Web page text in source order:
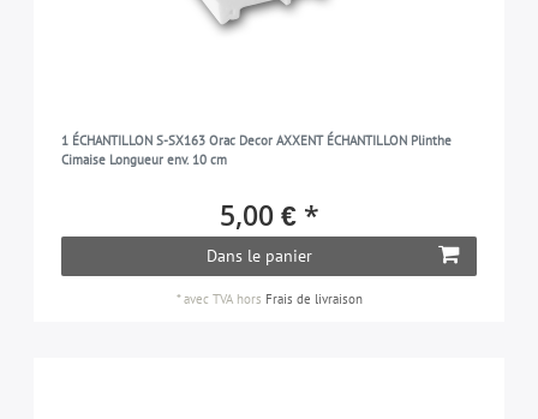
1 ÉCHANTILLON S-SX163 Orac Decor AXXENT ÉCHANTILLON Plinthe
Cimaise Longueur env. 10 cm
5,00 € *
Dans le panier
*avec TVAhors Frais de livraison